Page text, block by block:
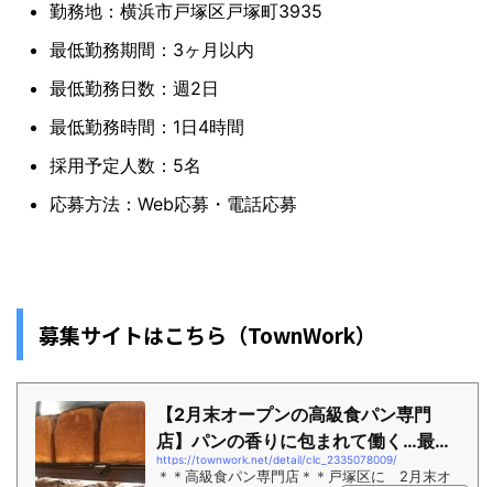
勤務地：横浜市戸塚区戸塚町3935
最低勤務期間：3ヶ月以内
最低勤務日数：週2日
最低勤務時間：1日4時間
採用予定人数：5名
応募方法：Web応募・電話応募
募集サイトはこちら（TownWork）
【2月末オープンの高級食パン専門
店】パンの香りに包まれて働く…最高
です(笑) そ...
https://townwork.net/detail/clc_2335078009/
＊＊高級食パン専門店＊＊戸塚区に 2月末オ